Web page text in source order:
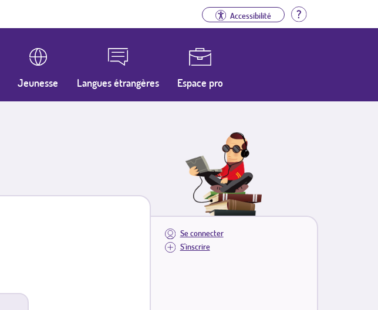
Accessibilité Aide
Jeunesse Langues étrangères Espace pro
Se connecter
S'inscrire